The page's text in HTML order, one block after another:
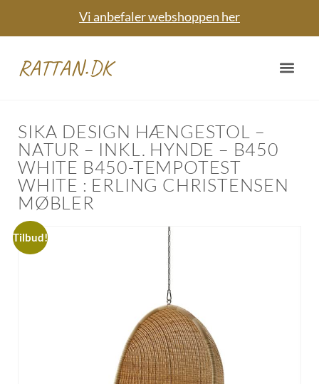
Vi anbefaler webshoppen her
RATTAN.DK
SIKA DESIGN HÆNGESTOL –
NATUR – INKL. HYNDE – B450
WHITE B450-TEMPOTEST
WHITE : ERLING CHRISTENSEN
MØBLER
Tilbud!